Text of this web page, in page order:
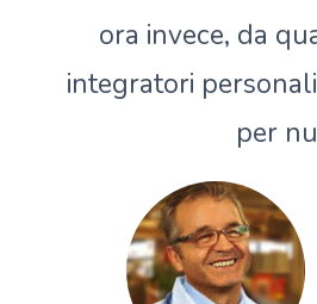
ora invece, da
integratori
per